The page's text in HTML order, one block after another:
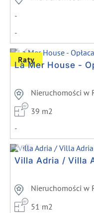
-
-
Previous
Raty
La Mer House -
Nieruchomości w
39 m2
-
Previous
Villa Adria / Villa
Nieruchomości w
51 m2